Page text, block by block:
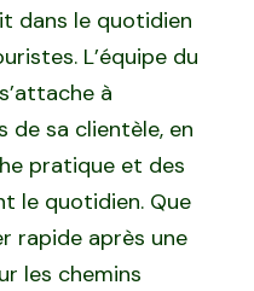
dans le quotidien
L’équipe du
à
de sa clientèle, en
pratique et des
le quotidien. Que
rapide après une
les chemins